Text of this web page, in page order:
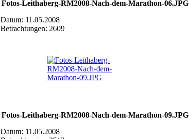
Fotos-Leithaberg-RM2008-Nach-dem-Marathon-06.JPG
Datum: 11.05.2008
Betrachtungen: 2609
Fotos-Leithaberg-RM2008-Nach-dem-Marathon-09.JPG
Datum: 11.05.2008